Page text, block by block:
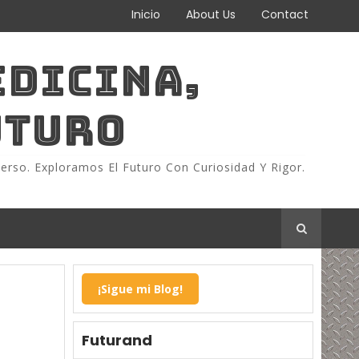
Inicio About Us Contact
Exploramos El Futuro Con Curiosidad Y Rigor.
¡Sigue mi Blog!
Futurand